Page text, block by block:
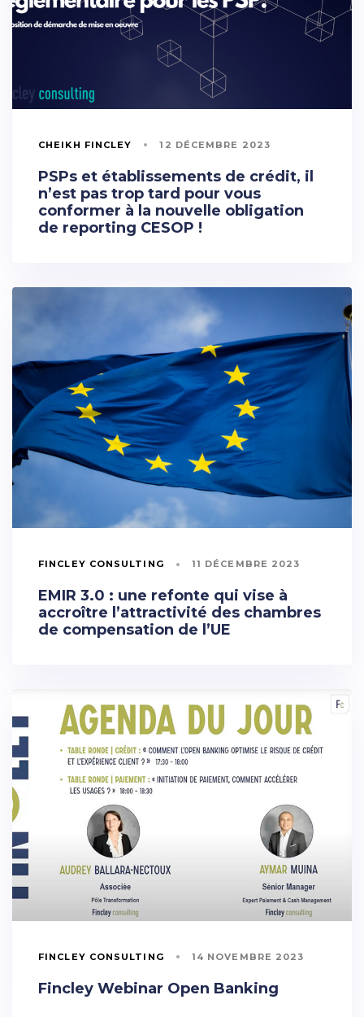
CHEIKH FINCLEY 12 DÉCEMBRE 2023
PSPs et établissements de crédit, il
n’est pas trop tard pour vous
conformer à la nouvelle obligation
de reporting CESOP !
FINCLEY CONSULTING 11 DÉCEMBRE 2023
EMIR 3.0 : une refonte qui vise à
accroître l’attractivité des chambres
de compensation de l’UE
FINCLEY CONSULTING 14 NOVEMBRE 2023
Fincley Webinar Open Banking